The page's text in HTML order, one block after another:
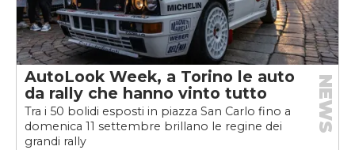
AutoLook Week, a Torino le auto
da rally che hanno vinto tutto
Tra i 50 bolidi esposti in piazza San Carlo fino a
domenica 11 settembre brillano le regine dei
grandi rally
NEWS